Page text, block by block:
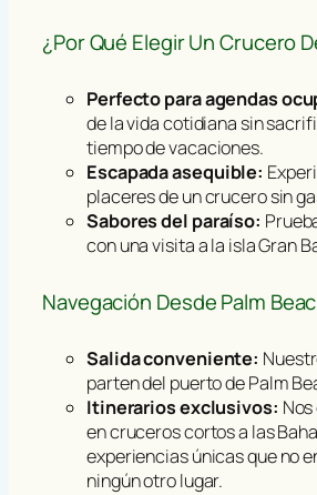
¿Por Qué Elegir Un Crucero
Perfecto para agendas
de la vida cotidiana sin
tiempo de vacaciones.
Escapada asequible:
placeres de un crucero sin
Sabores del paraíso:
con una visita a la isla Gran
Navegación Desde Palm
Salida conveniente:
parten del puerto de Palm
Itinerarios exclusivos:
en cruceros cortos a las
experiencias únicas que no
ningún otro lugar.